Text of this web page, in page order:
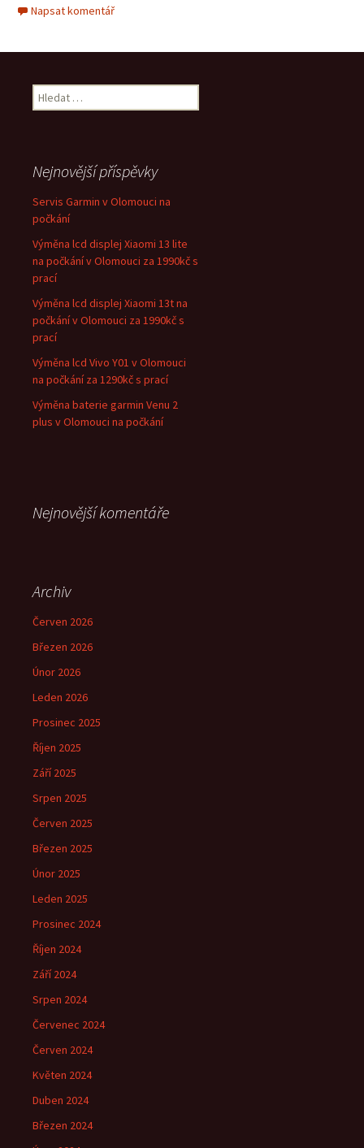
Napsat komentář
Vyhledávání
Nejnovější příspěvky
Servis Garmin v Olomouci na
počkání
Výměna lcd displej Xiaomi 13 lite
na počkání v Olomouci za 1990kč s
prací
Výměna lcd displej Xiaomi 13t na
počkání v Olomouci za 1990kč s
prací
Výměna lcd Vivo Y01 v Olomouci
na počkání za 1290kč s prací
Výměna baterie garmin Venu 2
plus v Olomouci na počkání
Nejnovější komentáře
Archiv
Červen 2026
Březen 2026
Únor 2026
Leden 2026
Prosinec 2025
Říjen 2025
Září 2025
Srpen 2025
Červen 2025
Březen 2025
Únor 2025
Leden 2025
Prosinec 2024
Říjen 2024
Září 2024
Srpen 2024
Červenec 2024
Červen 2024
Květen 2024
Duben 2024
Březen 2024